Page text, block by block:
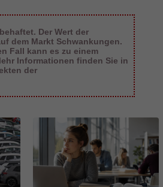
Der Wert der
dem Markt Schwankungen.
Fall kann es zu einem
Informationen finden Sie in
der